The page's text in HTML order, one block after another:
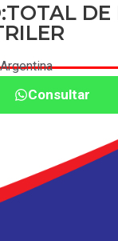
DE
Consultar